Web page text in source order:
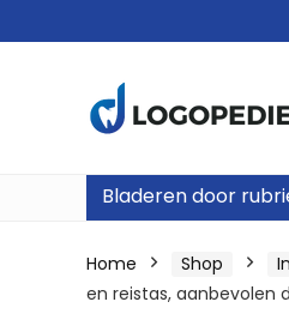
Bladeren door
Home Shop
en reistas, aanbevolen